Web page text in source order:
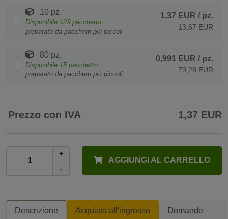
10 pz.
Disponibile 123 pacchetto
preparato da pacchetti più piccoli
1,37 EUR / pz.
13,67 EUR
80 pz.
Disponibile 15 pacchetto
preparato da pacchetti più piccoli
0,991 EUR / pz.
79,28 EUR
Prezzo con IVA 1,37 EUR
+
-
AGGIUNGI AL CARRELLO
Descrizione Acquisto all'ingrosso Domande